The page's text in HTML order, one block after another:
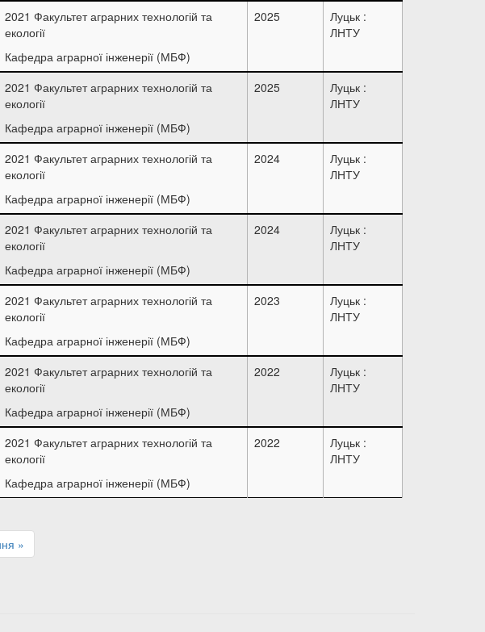
2021 Факультет аграрних технологій та
екології
Кафедра аграрної інженерії (МБФ)
2025
Луцьк :
ЛНТУ
2021 Факультет аграрних технологій та
екології
Кафедра аграрної інженерії (МБФ)
2025
Луцьк :
ЛНТУ
2021 Факультет аграрних технологій та
екології
Кафедра аграрної інженерії (МБФ)
2024
Луцьк :
ЛНТУ
2021 Факультет аграрних технологій та
екології
Кафедра аграрної інженерії (МБФ)
2024
Луцьк :
ЛНТУ
2021 Факультет аграрних технологій та
екології
Кафедра аграрної інженерії (МБФ)
2023
Луцьк :
ЛНТУ
2021 Факультет аграрних технологій та
екології
Кафедра аграрної інженерії (МБФ)
2022
Луцьк :
ЛНТУ
2021 Факультет аграрних технологій та
екології
Кафедра аграрної інженерії (МБФ)
2022
Луцьк :
ЛНТУ
»